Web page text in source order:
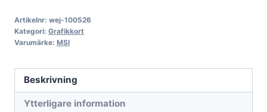
RTX
5060
Ventus
2X
OC
Artikelnr: wej-100526
Kategori: Grafikkort
Varumärke: MSI
Beskrivning
Ytterligare information